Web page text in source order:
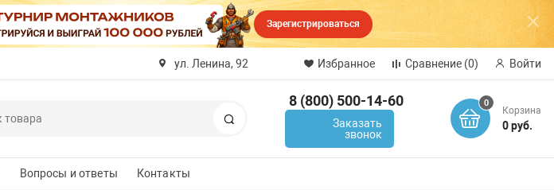
Зарегистрироваться
ул. Ленина, 92 Избранное Сравнение (0) Войти
8 (800) 500-14-60
Заказать
звонок
0
Корзина
0 руб.
Вопросы и ответы Контакты